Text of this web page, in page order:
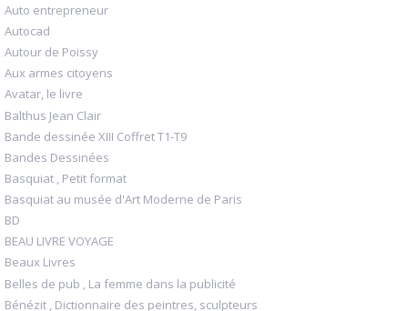
Auto entrepreneur
Autocad
Autour de Poissy
Aux armes citoyens
Avatar, le livre
Balthus Jean Clair
Bande dessinée XIII Coffret T1-T9
Bandes Dessinées
Basquiat , Petit format
Basquiat au musée d'Art Moderne de Paris
BD
BEAU LIVRE VOYAGE
Beaux Livres
Belles de pub , La femme dans la publicité
Bénézit , Dictionnaire des peintres, sculpteurs